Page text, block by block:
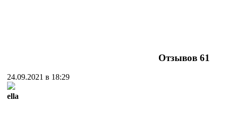
Отзывов 61
24.09.2021 в 18:29
ella